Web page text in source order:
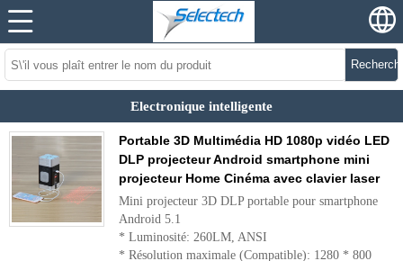
Electronique intelligente
Portable 3D Multimédia HD 1080p vidéo LED
DLP projecteur Android smartphone mini
projecteur Home Cinéma avec clavier laser
Mini projecteur 3D DLP portable pour smartphone
Android 5.1
* Luminosité: 260LM, ANSI
* Résolution maximale (Compatible): 1280 * 800